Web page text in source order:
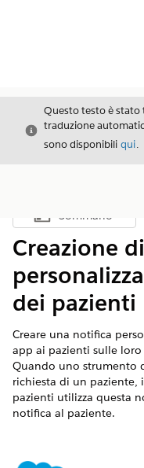
Chiudi
Questo testo è
traduzione
sono disponibili qui.
Mostra
Sommario
Creazione
dei pazienti
Creare una notifica
app ai pazienti sulle
Quando uno strumento
richiesta di un paziente,
pazienti utilizza questa
notifica al paziente.